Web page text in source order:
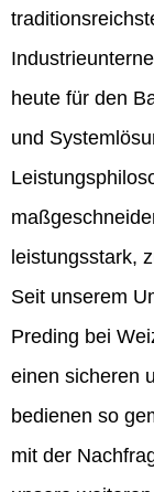
heute für den
und
leistungsstark,
Seit unserem
Preding bei
einen sicheren
bedienen so
mit der